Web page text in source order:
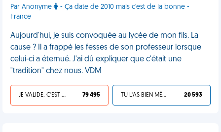
Par Anonyme
- Ça date de 2010 mais c'est de la bonne -
France
Aujourd'hui, je suis convoquée au lycée de mon fils. La
cause ? Il a frappé les fesses de son professeur lorsque
celui-ci a éternué. J'ai dû expliquer que c'était une
"tradition" chez nous. VDM
JE VALIDE, C'EST UNE VDM 79 495 TU L'AS BIEN MÉRITÉ 20 593